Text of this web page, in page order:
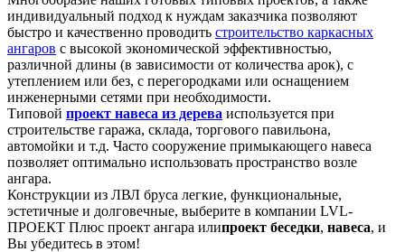
индивидуальный подход к нуждам заказчика позволяют
быстро и качественно проводить строительство каркасных
ангаров с высокой экономической эффективностью,
различной длины (в зависимости от количества арок), с
утеплением или без, с перегородками или оснащением
инженерными сетями при необходимости.
Типовой проект навеса из дерева используется при
строительстве гаража, склада, торгового павильона,
автомойки и т.д. Часто сооружение примыкающего навеса
позволяет оптимально использовать пространство возле
ангара.
Конструкции из ЛВЛ бруса легкие, функциональные,
эстетичные и долговечные, выберите в компании LVL-
ПРОЕКТ Плюс проект ангара илипроект беседки, навеса, и
Вы убедитесь в этом!